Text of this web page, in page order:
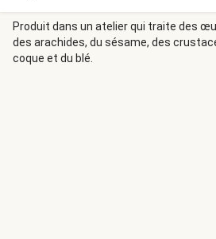
européens de qualité équivalente.
ingrédients présents dans vos
https://www.hellofresh.fr/about/
Produit dans un atelier qui traite des
des arachides, du sésame, des
coque et du blé.